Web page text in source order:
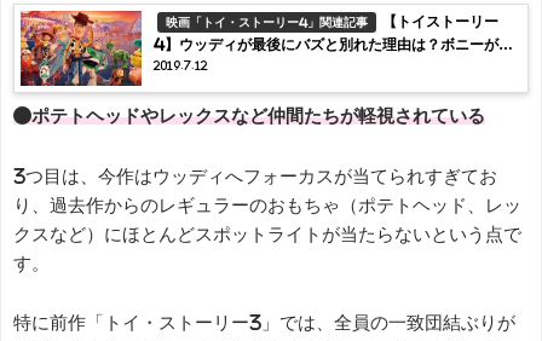
映画「トイ・ストーリー4」関連記事
【トイストーリー
4】ウッディが最後にバズと別れた理由は？ボニーが嫌
いで離れた？
2019.7.12
●ポテトヘッドやレックスなど仲間たちが軽視されている
3つ目は、今作はウッディへフォーカスが当てられすぎてお
り、過去作からのレギュラーのおもちゃ（ポテトヘッド、レッ
クスなど）にほとんどスポットライトが当たらないという点で
す。
特に前作「トイ・ストーリー3」では、全員の一致団結ぶりが